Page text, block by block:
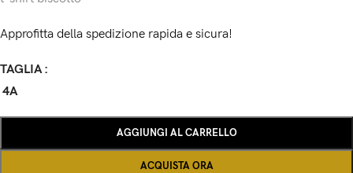
Approfitta della spedizione rapida e sicura!
TAGLIA
4A
AGGIUNGI AL CARRELLO
ACQUISTA ORA